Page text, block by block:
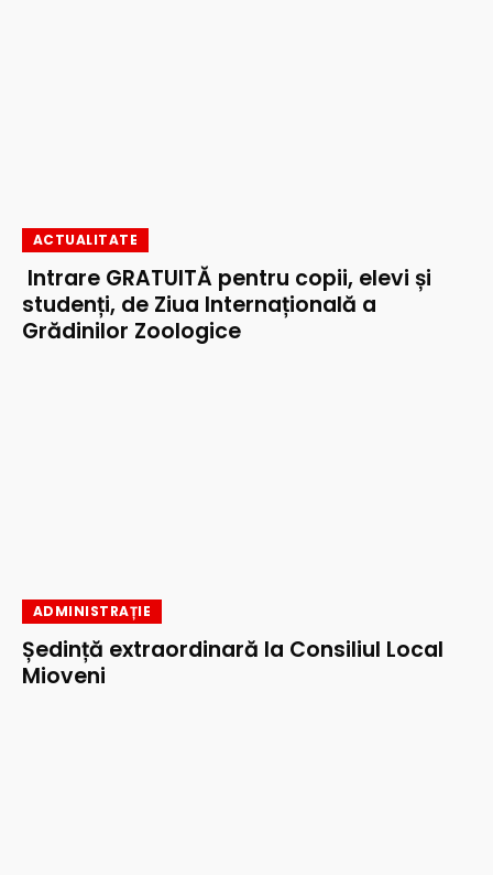
ACTUALITATE
Intrare GRATUITĂ pentru copii, elevi și
studenți, de Ziua Internațională a
Grădinilor Zoologice
ADMINISTRAȚIE
Ședință extraordinară la Consiliul Local
Mioveni